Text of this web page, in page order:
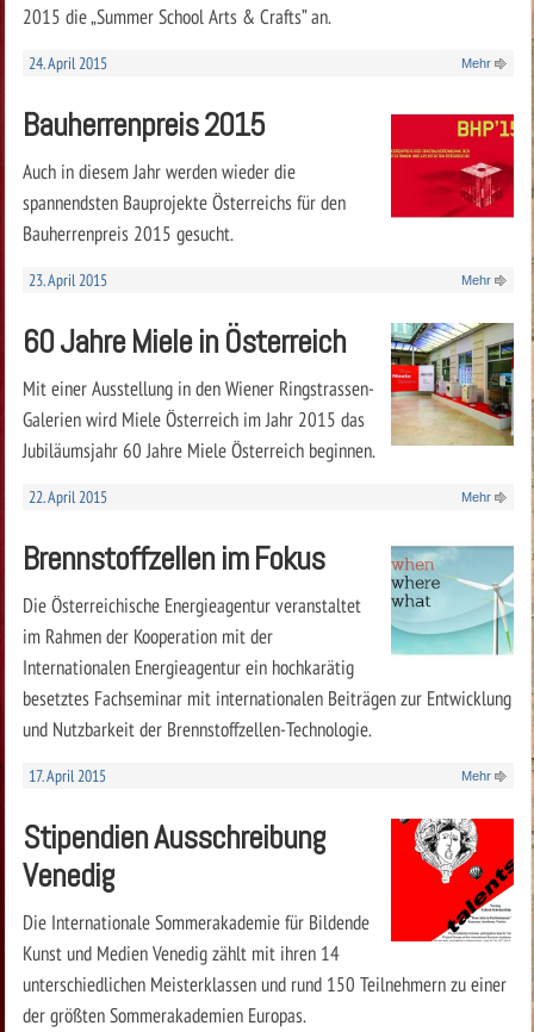
2015 die „Summer School Arts & Crafts” an.
24. April 2015 Mehr
Bauherrenpreis 2015
Auch in diesem Jahr werden wieder die
spannendsten Bauprojekte Österreichs für den
Bauherrenpreis 2015 gesucht.
23. April 2015 Mehr
60 Jahre Miele in Österreich
Mit einer Ausstellung in den Wiener Ringstrassen-
Galerien wird Miele Österreich im Jahr 2015 das
Jubiläumsjahr 60 Jahre Miele Österreich beginnen.
22. April 2015 Mehr
Brennstoffzellen im Fokus
Die Österreichische Energieagentur veranstaltet
im Rahmen der Kooperation mit der
Internationalen Energieagentur ein hochkarätig
besetztes Fachseminar mit internationalen Beiträgen zur Entwicklung
und Nutzbarkeit der Brennstoffzellen-Technologie.
17. April 2015 Mehr
Stipendien Ausschreibung
Venedig
Die Internationale Sommerakademie für Bildende
Kunst und Medien Venedig zählt mit ihren 14
unterschiedlichen Meisterklassen und rund 150 Teilnehmern zu einer
der größten Sommerakademien Europas.